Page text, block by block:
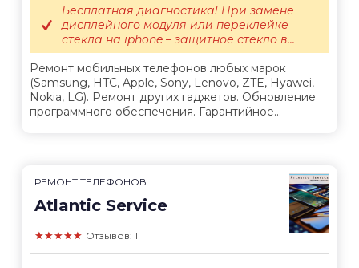
Ремонт мобильных телефонов любых марок
(Samsung, HTC, Apple, Sony, Lenovo, ZTE, Hyawei,
Nokia, LG). Ремонт других гаджетов. Обновление
программного обеспечения. Гарантийное...
Бесплатная диагностика! При замене
дисплейного модуля или переклейке
стекла на iphone – защитное стекло в...
РЕМОНТ ТЕЛЕФОНОВ
Atlantic Service
★★★★★ Отзывов: 1